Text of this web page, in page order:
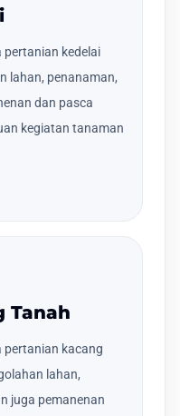
pertanian kedelai
lahan, penanaman,
dan pasca
kegiatan tanaman
Tanah
pertanian kacang
lahan,
juga pemanenan